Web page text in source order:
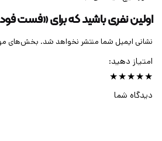
اولین نفری باشید که برای «فست
نشانی ایمیل شما منتشر نخواهد شد. بخش‌های
امتیاز دهید:
دیدگاه شما